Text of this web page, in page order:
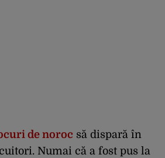
de noroc să dispară în
Numai că a fost pus la